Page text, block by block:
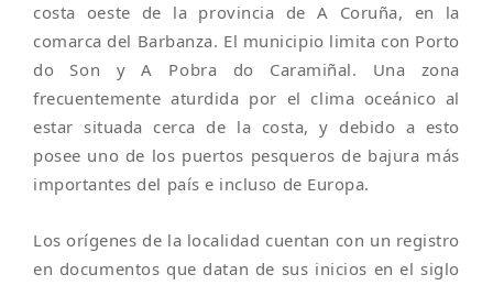
costa oeste de la provincia de A Coruña, en la
comarca del Barbanza. El municipio limita con Porto
do Son y A Pobra do Caramiñal. Una zona
frecuentemente aturdida por el clima oceánico al
estar situada cerca de la costa, y debido a esto
posee uno de los puertos pesqueros de bajura más
importantes del país e incluso de Europa.
Los orígenes de la localidad cuentan con un registro
en documentos que datan de sus inicios en el siglo